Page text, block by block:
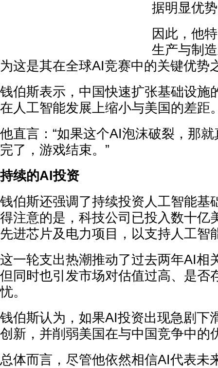
据明显优
因此，他
生产与制
为这是其在全球AI竞赛中的关键优势
钱伯斯表示，中国快速扩张基础设施
在人工智能发展上缩小与美国的差距
他直言：“如果这个AI泡沫破裂，那
完了，游戏结束。”
持续的AI投资
钱伯斯还强调了持续投资人工智能基
得注意的是，科技公司已投入数十亿
先进芯片及电力项目，以支持人工智
这一轮支出热潮推动了过去两年AI相
但同时也引发市场对估值过高、是否
忧。
钱伯斯认为，如果AI投资出现急剧下
创新，并削弱美国在与中国竞争中的
总体而言，尽管他依然相信AI代表未